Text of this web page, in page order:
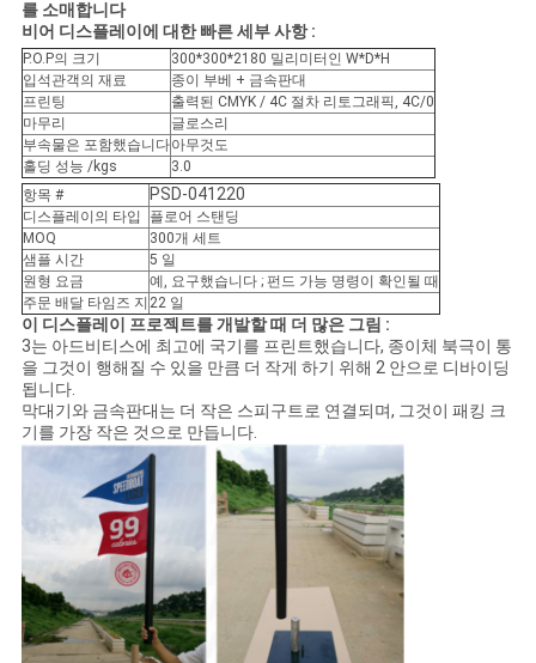
인
용
문
을
요
구
하
세
요
사
이
트
를 소매합니다
비어 디스플레이에 대한 빠른 세부 사항 :
P.O.P의 크기
300*300*2180 밀리미터인 W*D*H
입석관객의 재료
종이 부베 + 금속판대
프린팅
출력된 CMYK / 4C 절차 리토그래픽, 4C/0
마무리
글로스리
부속물은 포함했습니다아무것도
홀딩 성능 /kgs
3.0
항목 #
PSD-041220
디스플레이의 타입
플로어 스탠딩
MOQ
300개 세트
샘플 시간
5 일
원형 요금
예, 요구했습니다 ; 펀드 가능 명령이 확인될 때
주문 배달 타임즈 지 22 일
이 디스플레이 프로젝트를 개발할 때 더 많은 그림 :
3는 아드비티스에 최고에 국기를 프린트했습니다, 종이체 북극이 통
을 그것이 행해질 수 있을 만큼 더 작게 하기 위해 2 안으로 디바이딩
됩니다.
막대기와 금속판대는 더 작은 스피구트로 연결되며, 그것이 패킹 크
기를 가장 작은 것으로 만듭니다.